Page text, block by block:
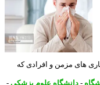
های مزمن و افرادی که
-دانشگاه علوم پزشکی-